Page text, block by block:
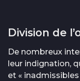
Division de
De nombreux
leur indignation,
et «